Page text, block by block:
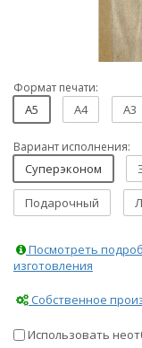
Формат печати:
A5 A4 A3
Вариант исполнения:
Суперэконом
Подарочный
Посмотреть
изготовления
Собственное
Использовать